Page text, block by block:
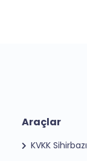
Araçlar
KVKK Sihirbazı